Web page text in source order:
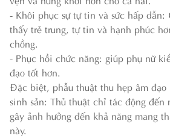
- Khôi phục sự tự tin và sức hấp dẫn:
thấy trẻ trung, tự tin và hạnh phúc
chồng.
- Phục hồi chức năng: giúp phụ nữ
đạo tốt hơn.
Đặc biệt, phẫu thuật thu hẹp âm đạo
sinh sản: Thủ thuật chỉ tác động đến
gây ảnh hưởng đến khả năng mang
này.